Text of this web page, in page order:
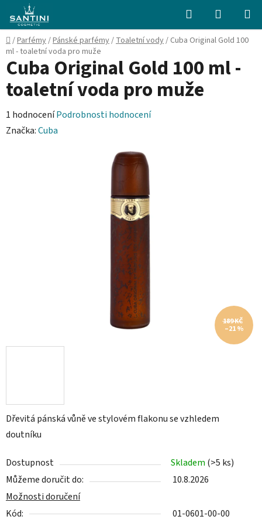
obsah
Hledat
KOŠÍK
Domů
/Parfémy/Pánské parfémy/Toaletní vody/ Cuba Original Gold 100
ml - toaletní voda pro muže
Dřevitá pánská vůně ve stylovém flakonu se vzhledem
doutníku
Dostupnost Skladem (>5 ks)
Můžeme doručit do:
10.8.2026
Možnosti doručení
Kód:
01-0601-00-00
Cuba Original Gold 100 ml -
toaletní voda pro muže
Průměrné
hodnocení
1 hodnoceníPodrobnosti hodnocení
Značka:Cuba
189 KČ
–21 %